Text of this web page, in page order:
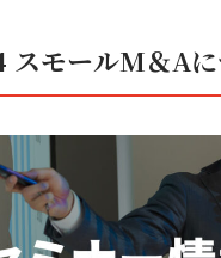
スモールM＆A